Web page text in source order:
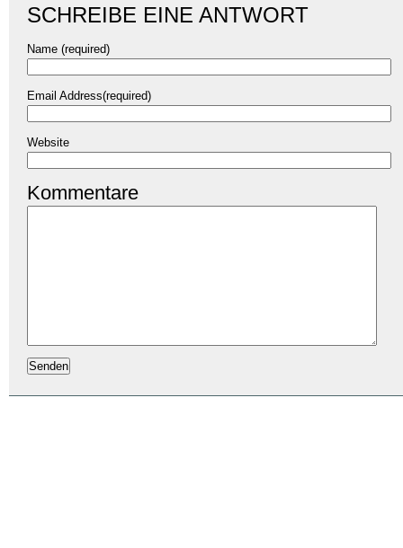
SCHREIBE EINE ANTWORT
Name (required)
Email Address(required)
Website
Kommentare